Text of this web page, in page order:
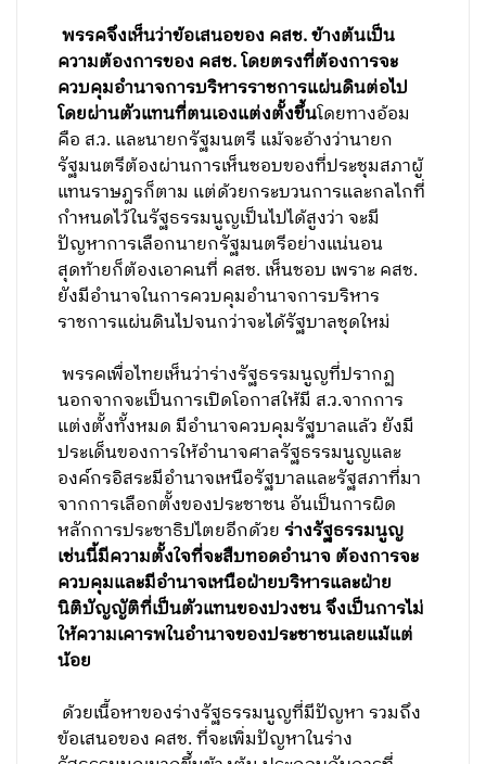
พรรคจึงเห็นว่าข้อเสนอของ คสช. ข้างต้นเป็น
ความต้องการของ คสช. โดยตรงที่ต้องการจะ
ควบคุมอำนาจการบริหารราชการแผ่นดินต่อไป
โดยผ่านตัวแทนที่ตนเองแต่งตั้งขึ้นโดยทางอ้อม
คือ ส.ว. และนายกรัฐมนตรี แม้จะอ้างว่านายก
รัฐมนตรีต้องผ่านการเห็นชอบของที่ประชุมสภาผู้
แทนราษฎรก็ตาม แต่ด้วยกระบวนการและกลไกที่
กำหนดไว้ในรัฐธรรมนูญเป็นไปได้สูงว่า จะมี
ปัญหาการเลือกนายกรัฐมนตรีอย่างแน่นอน
สุดท้ายก็ต้องเอาคนที่ คสช. เห็นชอบ เพราะ คสช.
ยังมีอำนาจในการควบคุมอำนาจการบริหาร
ราชการแผ่นดินไปจนกว่าจะได้รัฐบาลชุดใหม่
พรรคเพื่อไทยเห็นว่าร่างรัฐธรรมนูญที่ปรากฏ
นอกจากจะเป็นการเปิดโอกาสให้มี ส.ว.จากการ
แต่งตั้งทั้งหมด มีอำนาจควบคุมรัฐบาลแล้ว ยังมี
ประเด็นของการให้อำนาจศาลรัฐธรรมนูญและ
องค์กรอิสระมีอำนาจเหนือรัฐบาลและรัฐสภาที่มา
จากการเลือกตั้งของประชาชน อันเป็นการผิด
หลักการประชาธิปไตยอีกด้วยร่างรัฐธรรมนูญ
เช่นนี้มีความตั้งใจที่จะสืบทอดอำนาจ ต้องการจะ
ควบคุมและมีอำนาจเหนือฝ่ายบริหารและฝ่าย
นิติบัญญัติที่เป็นตัวแทนของปวงชน จึงเป็นการไม่
ให้ความเคารพในอำนาจของประชาชนเลยแม้แต่
น้อย
ด้วยเนื้อหาของร่างรัฐธรรมนูญที่มีปัญหา รวมถึง
ข้อเสนอของ คสช. ที่จะเพิ่มปัญหาในร่าง